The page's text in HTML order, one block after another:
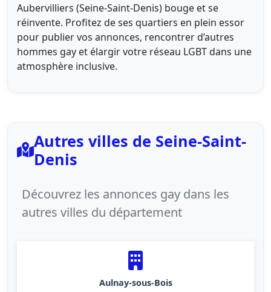
Aubervilliers (Seine-Saint-Denis) bouge et se
réinvente. Profitez de ses quartiers en plein essor
pour publier vos annonces, rencontrer d’autres
hommes gay et élargir votre réseau LGBT dans une
atmosphère inclusive.
Autres villes de Seine-Saint-
Denis
Découvrez les annonces gay dans les
autres villes du département
Aulnay-sous-Bois